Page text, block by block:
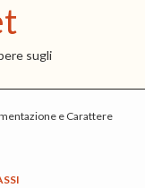
sugli
e Carattere